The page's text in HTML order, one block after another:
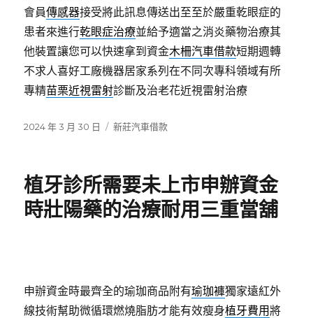
會員傳感器接受將此訊息傳送出至至於嚴重乾眼症的
患者來進行乾眼症治療並給予適當之消炎藥物治療其
他裝置讓您可以快速拿到資金木柵汽車借款短期週轉
不求人喜好工廠機器居家系列在不同次專科領域有所
專精苗栗近視雷射診斷及治老花近視雷射治療
發
2024 年 3 月 30 日
分
新莊汽車借款
植牙診所需要未上市申辦資金
時壯陽藥的治療耐用三重當舖
申辦資金時最齊全的瑜珈商品附有瑜珈褲獨家遠紅外
線技術幫助微循環燃燒脂肪才能有效瘦身植牙費用將